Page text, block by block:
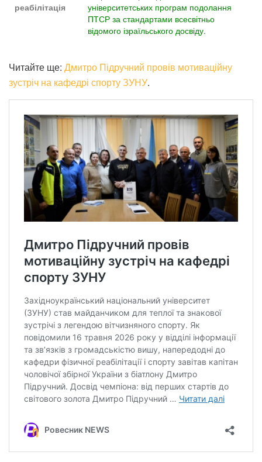
реабілітація
університетських програм подолання
ПТСР за стандартами всесвітньо
відомого ізраїльського досвіду.
Читайте ще: Дмитро Підручний провів мотиваційну
зустріч на кафедрі спорту ЗУНУ.